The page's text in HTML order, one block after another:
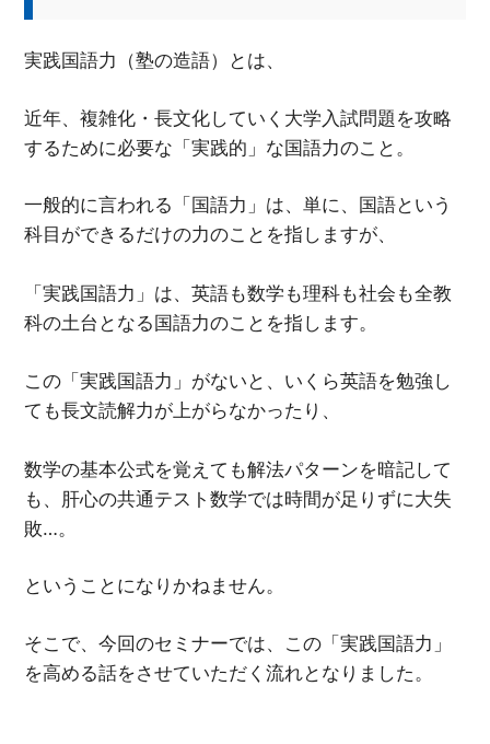
実践国語力（塾の造語）とは、
近年、複雑化・長文化していく大学入試問題を攻略
するために必要な「実践的」な国語力のこと。
一般的に言われる「国語力」は、単に、国語という
科目ができるだけの力のことを指しますが、
「実践国語力」は、英語も数学も理科も社会も全教
科の土台となる国語力のことを指します。
この「実践国語力」がないと、いくら英語を勉強し
ても長文読解力が上がらなかったり、
数学の基本公式を覚えても解法パターンを暗記して
も、肝心の共通テスト数学では時間が足りずに大失
敗…。
ということになりかねません。
そこで、今回のセミナーでは、この「実践国語力」
を高める話をさせていただく流れとなりました。